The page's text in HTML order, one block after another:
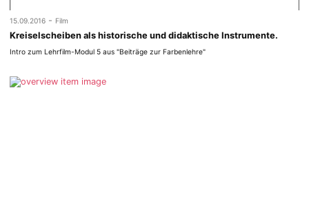
15.09.2016 - Film
Kreiselscheiben als historische und didaktische Instrumente.
Intro zum Lehrfilm-Modul 5 aus "Beiträge zur Farbenlehre"